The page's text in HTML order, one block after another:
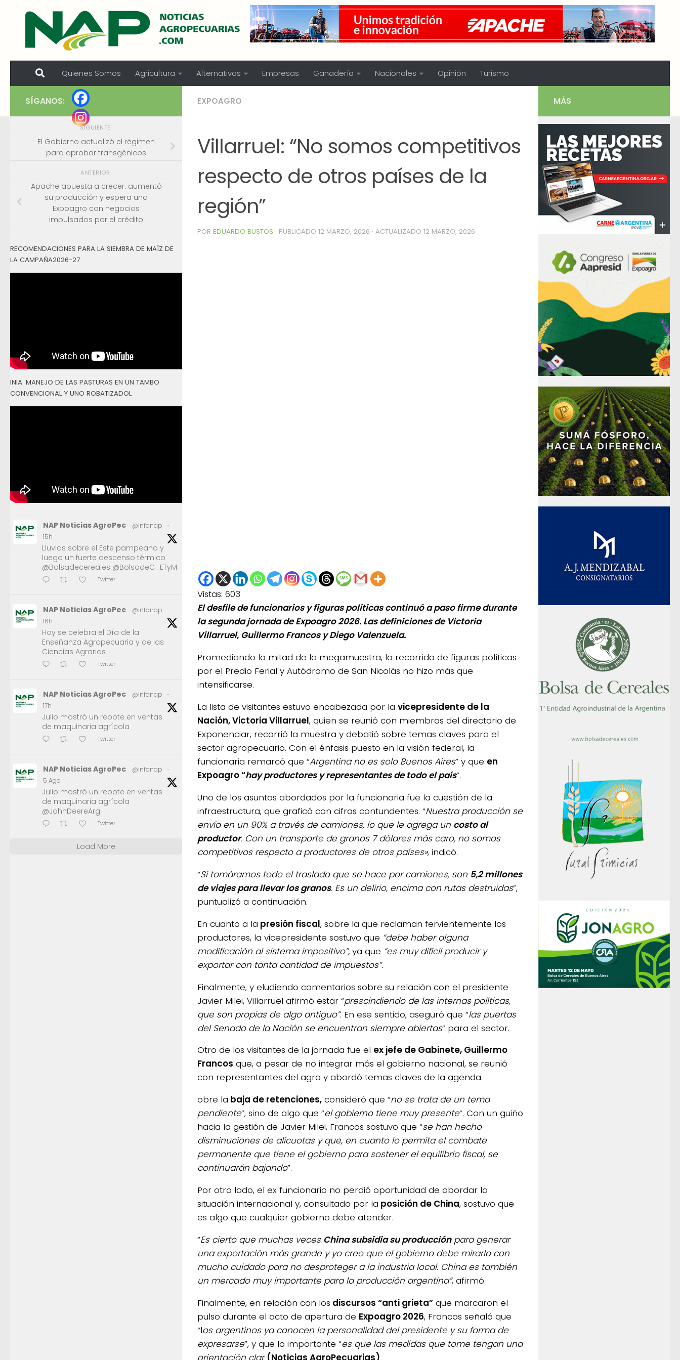
Skip to content
Quienes Somos Agricultura Alternativas Empresas Ganadería Nacionales Opinión Turismo
EXPOAGRO
Villarruel: “No somos competitivos
respecto de otros países de la
región”
POR EDUARDO BUSTOS · PUBLICADO 12 MARZO, 2026 · ACTUALIZADO 12 MARZO, 2026
Vistas: 603
El desfile de funcionarios y figuras políticas continuó a paso firme durante
la segunda jornada de Expoagro 2026. Las definiciones de Victoria
Villarruel, Guillermo Francos y Diego Valenzuela.
Promediando la mitad de la megamuestra, la recorrida de figuras políticas
por el Predio Ferial y Autódromo de San Nicolás no hizo más que
intensificarse.
La lista de visitantes estuvo encabezada por la vicepresidente de la
Nación, Victoria Villarruel, quien se reunió con miembros del directorio de
Exponenciar, recorrió la muestra y debatió sobre temas claves para el
sector agropecuario. Con el énfasis puesto en la visión federal, la
funcionaria remarcó que “Argentina no es solo Buenos Aires” y que en
Expoagro “hay productores y representantes de todo el país”.
Uno de los asuntos abordados por la funcionaria fue la cuestión de la
infraestructura, que graficó con cifras contundentes. “Nuestra producción se
envía en un 90% a través de camiones, lo que le agrega un costo al
productor. Con un transporte de granos 7 dólares más caro, no somos
competitivos respecto a productores de otros países», indicó.
“Si tomáramos todo el traslado que se hace por camiones, son 5,2 millones
de viajes para llevar los granos. Es un delirio, encima con rutas destruidas”,
puntualizó a continuación.
En cuanto a la presión fiscal, sobre la que reclaman fervientemente los
productores, la vicepresidente sostuvo que “debe haber alguna
modificación al sistema impositivo”, ya que “es muy difícil producir y
exportar con tanta cantidad de impuestos”.
Finalmente, y eludiendo comentarios sobre su relación con el presidente
Javier Milei, Villarruel afirmó estar “prescindiendo de las internas políticas,
que son propias de algo antiguo”. En ese sentido, aseguró que “las puertas
del Senado de la Nación se encuentran siempre abiertas” para el sector.
Otro de los visitantes de la jornada fue el ex jefe de Gabinete, Guillermo
Francos que, a pesar de no integrar más el gobierno nacional, se reunió
con representantes del agro y abordó temas claves de la agenda.
obre la baja de retenciones, consideró que “no se trata de un tema
pendiente”, sino de algo que “el gobierno tiene muy presente”. Con un guiño
hacia la gestión de Javier Milei, Francos sostuvo que “se han hecho
disminuciones de alícuotas y que, en cuanto lo permita el combate
permanente que tiene el gobierno para sostener el equilibrio fiscal, se
continuarán bajando”.
Por otro lado, el ex funcionario no perdió oportunidad de abordar la
situación internacional y, consultado por la posición de China, sostuvo que
es algo que cualquier gobierno debe atender.
“Es cierto que muchas veces China subsidia su producciónpara generar
una exportación más grande y yo creo que el gobierno debe mirarlo con
mucho cuidado para no desproteger a la industria local. China es también
un mercado muy importante para la producción argentina”, afirmó.
Finalmente, en relación con los discursos “anti grieta” que marcaron el
pulso durante el acto de apertura de Expoagro 2026, Francos señaló que
“los argentinos ya conocen la personalidad del presidente y su forma de
expresarse”, y que lo importante “es que las medidas que tome tengan una
orientación clar (Noticias AgroPecuarias)
SÍGANOS:
SIGUIENTE
El Gobierno actualizó el régimen
para aprobar transgénicos
ANTERIOR
Apache apuesta a crecer: aumentó
su producción y espera una
Expoagro con negocios
impulsados por el crédito
RECOMENDACIONES PARA LA SIEMBRA DE MAÍZ DE
LA CAMPAÑA2026-27
INIA: MANEJO DE LAS PASTURAS EN UN TAMBO
CONVENCIONAL Y UNO ROBATIZADOL
NAP Noticias AgroPec @infonap
·
15h
Lluvias sobre el Este pampeano y
luego un fuerte descenso térmico
@Bolsadecereales @BolsadeC_ETyM
Twitter
NAP Noticias AgroPec @infonap
·
16h
Hoy se celebra el Día de la
Enseñanza Agropecuaria y de las
Ciencias Agrarias
Twitter
NAP Noticias AgroPec @infonap
·
17h
Julio mostró un rebote en ventas
de maquinaria agrícola
Twitter
NAP Noticias AgroPec @infonap
·
5 Ago
Julio mostró un rebote en ventas
de maquinaria agrícola
@JohnDeereArg
Twitter
Load More
MÁS